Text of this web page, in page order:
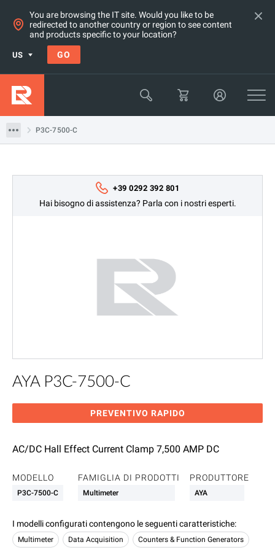
You are browsing the IT site. Would you like to be
redirected to another country or region to see content
and products specific to your location?
US GO
P3C-7500-C
Multimetri, Acquisizione dati, Contatori e Gen. di Funzioni
Acquisizione dati
+39 0292 392 801
Hai bisogno di assistenza? Parla con i nostri esperti.
AYA P3C-7500-C
PREVENTIVO RAPIDO
AC/DC Hall Effect Current Clamp 7,500 AMP DC
MODELLO
P3C-7500-C
FAMIGLIA DI PRODOTTI
Multimeter
PRODUTTORE
AYA
I modelli configurati contengono le seguenti caratteristiche:
Multimeter Data Acquisition Counters & Function Generators